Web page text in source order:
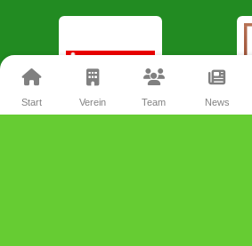
Start Verein Team News